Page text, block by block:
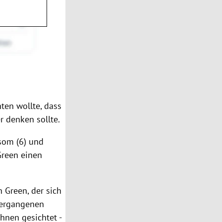
wollte, dass
denken sollte.
(6) und
einen
der sich
gesichtet -